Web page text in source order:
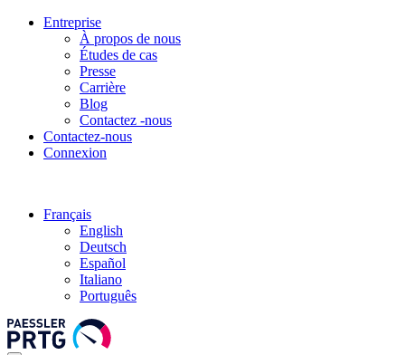
Entreprise
À propos de nous
Études de cas
Presse
Carrière
Blog
Contactez -nous
Contactez-nous
Connexion
Français
English
Deutsch
Español
Italiano
Português